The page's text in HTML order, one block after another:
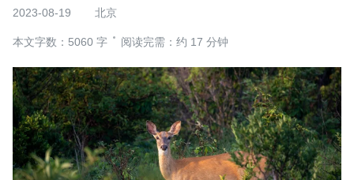
2023-08-19 北京
本文字数：5060 字 阅读完需：约 17 分钟